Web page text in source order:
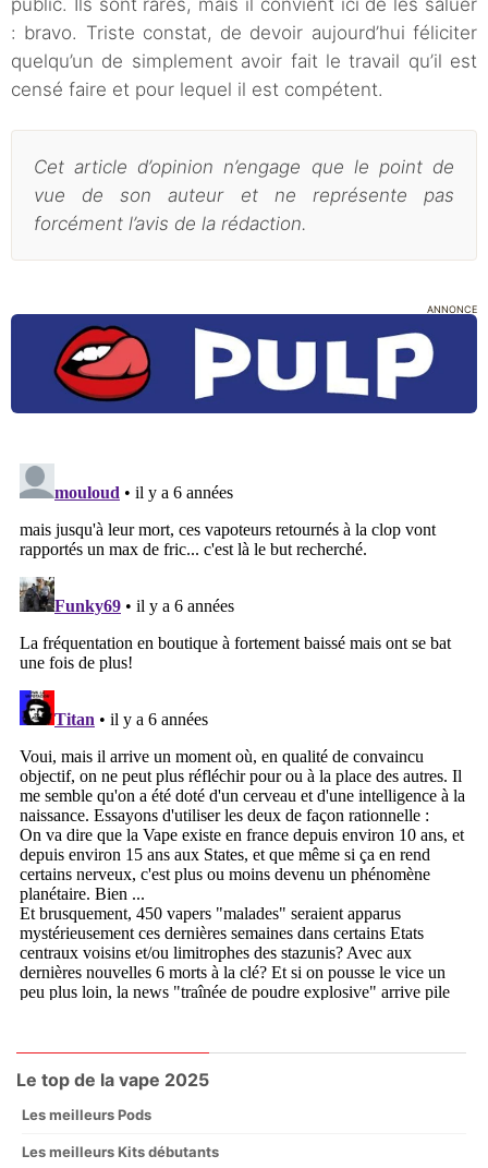
public. Ils sont rares, mais il convient ici de les saluer
: bravo. Triste constat, de devoir aujourd’hui féliciter
quelqu’un de simplement avoir fait le travail qu’il est
censé faire et pour lequel il est compétent.
Cet article d’opinion n’engage que le point de
vue de son auteur et ne représente pas
forcément l’avis de la rédaction.
ANNONCE
Le top de la vape 2025
Les meilleurs Pods
Les meilleurs Kits débutants